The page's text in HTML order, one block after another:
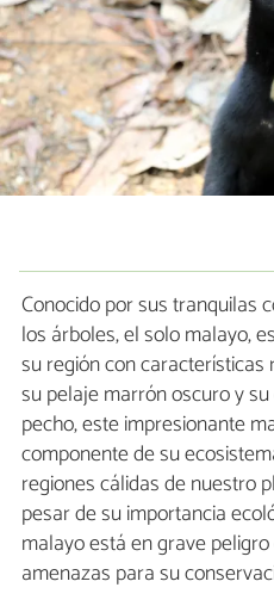
Conocido por sus tranquilas
los árboles, el solo malayo,
su región con
su pelaje marrón oscuro y
pecho, este impresionante
componente de su
regiones cálidas de nuestro
pesar de su importancia
malayo está en grave
amenazas para su